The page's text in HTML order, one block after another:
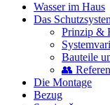
Wasser im Haus
Das
Prinzip &
Bauteile
👥
Die Montage
Bezug